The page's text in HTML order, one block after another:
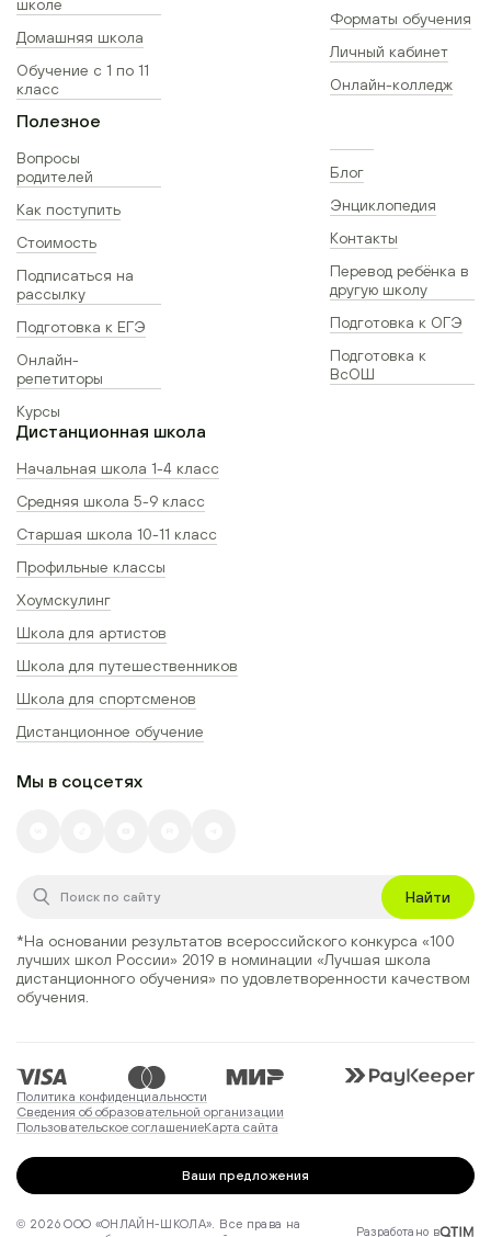
школе
Домашняя школа
Обучение с 1 по 11
класс
Форматы обучения
Личный кабинет
Онлайн-колледж
Полезное
Вопросы
родителей
Как поступить
Стоимость
Подписаться на
рассылку
Подготовка к ЕГЭ
Онлайн-
репетиторы
Курсы
Блог
Энциклопедия
Контакты
Перевод ребёнка в
другую школу
Подготовка к ОГЭ
Подготовка к
ВсОШ
Дистанционная школа
Начальная школа 1-4 класс
Средняя школа 5-9 класс
Старшая школа 10-11 класс
Профильные классы
Хоумскулинг
Школа для артистов
Школа для путешественников
Школа для спортсменов
Дистанционное обучение
Мы в соцсетях
Найти
*На основании результатов всероссийского конкурса «100
лучших школ России» 2019 в номинации «Лучшая школа
дистанционного обучения» по удовлетворенности качеством
обучения.
Политика конфиденциальности
Сведения об образовательной организации
Пользовательское соглашениеКарта сайта
Ваши предложения
© 2026 ООО «ОНЛАЙН-ШКОЛА». Все права на
Разработано в